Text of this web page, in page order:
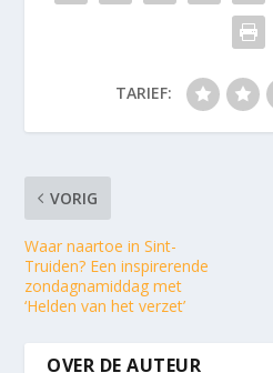
TARIEF:
VORIG
Waar naartoe in Sint-
Truiden? Een inspirerende
zondagnamiddag met
‘Helden van het verzet’
OVER DE AUTEUR